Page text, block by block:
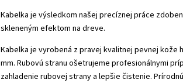
Kabelka je výsledkom našej precíznej práce
skleneným efektom na dreve.
Kabelka je vyrobená z pravej kvalitnej pevnej kože
mm. Rubovú stranu ošetrujeme profesionálnymi
zahladenie rubovej strany a lepšie čistenie.